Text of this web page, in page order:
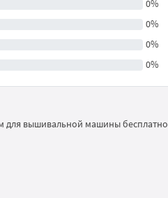
0%
0%
0%
0%
для вышивальной машины бесплатно